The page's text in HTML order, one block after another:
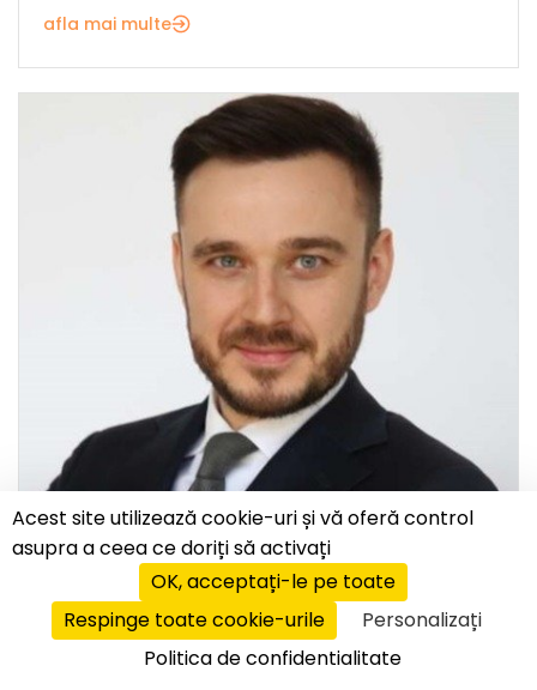
afla mai multe
interviu |16.08.2021
Coding Giants, extindere globală
Acest site utilizează cookie-uri și vă oferă control
asupra a ceea ce doriți să activați
OK, acceptați-le pe toate
Respinge toate cookie-urile
Personalizați
Politica de confidentialitate